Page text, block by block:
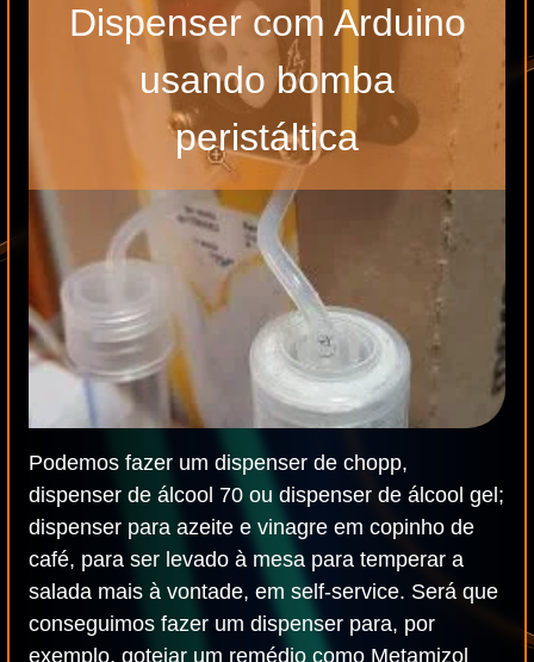
Dispenser com Arduino
usando bomba
peristáltica
Podemos fazer um dispenser de chopp,
dispenser de álcool 70 ou dispenser de álcool gel;
dispenser para azeite e vinagre em copinho de
café, para ser levado à mesa para temperar a
salada mais à vontade, em self-service. Será que
conseguimos fazer um dispenser para, por
exemplo, gotejar um remédio como Metamizol